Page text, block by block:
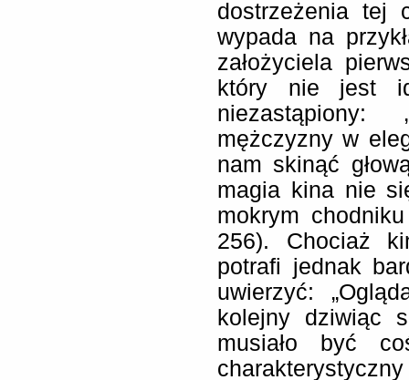
dostrzeżenia tej
wypada na
założyciela
który nie jest
niezastąpiony:
mężczyzny w
nam skinąć
magia kina nie
mokrym
256). Chociaż
potrafi jednak
uwierzyć:
kolejny dziwiąc
musiało być